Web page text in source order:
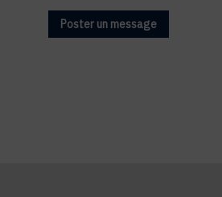
Poster un message